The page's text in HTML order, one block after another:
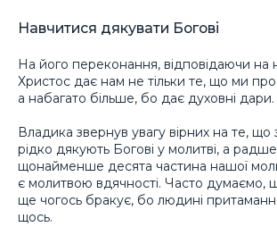
Навчитися дякувати Богові
На його переконання, відповідаючи на
Христос дає нам не тільки те, що ми
а набагато більше, бо дає духовні дари.
Владика звернув увагу вірних на те,
рідко дякують Богові у молитві, а
щонайменше десята частина нашої
є молитвою вдячності. Часто думаємо,
ще чогось бракує, бо людині
щось.